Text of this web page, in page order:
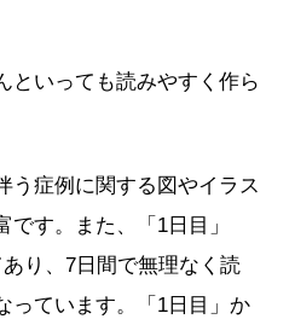
といっても読みやすく作ら
う症例に関する図やイラス
です。また、「1日目」
り、7日間で無理なく読
っています。「1日目」か